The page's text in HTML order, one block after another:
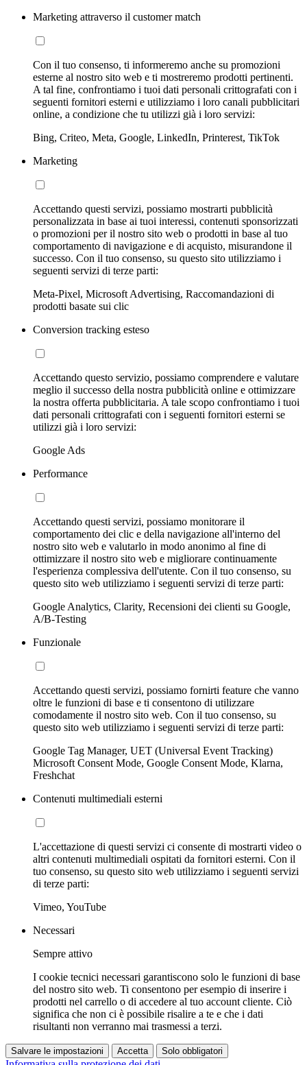
Marketing attraverso il customer match
Con il tuo consenso, ti informeremo anche su promozioni
esterne al nostro sito web e ti mostreremo prodotti pertinenti.
A tal fine, confrontiamo i tuoi dati personali crittografati con i
seguenti fornitori esterni e utilizziamo i loro canali pubblicitari
online, a condizione che tu utilizzi già i loro servizi:
Bing, Criteo, Meta, Google, LinkedIn, Printerest, TikTok
Marketing
Accettando questi servizi, possiamo mostrarti pubblicità
personalizzata in base ai tuoi interessi, contenuti sponsorizzati
o promozioni per il nostro sito web o prodotti in base al tuo
comportamento di navigazione e di acquisto, misurandone il
successo. Con il tuo consenso, su questo sito utilizziamo i
seguenti servizi di terze parti:
Meta-Pixel, Microsoft Advertising, Raccomandazioni di
prodotti basate sui clic
Conversion tracking esteso
Accettando questo servizio, possiamo comprendere e valutare
meglio il successo della nostra pubblicità online e ottimizzare
la nostra offerta pubblicitaria. A tale scopo confrontiamo i tuoi
dati personali crittografati con i seguenti fornitori esterni se
utilizzi già i loro servizi:
Google Ads
Performance
Accettando questi servizi, possiamo monitorare il
comportamento dei clic e della navigazione all'interno del
nostro sito web e valutarlo in modo anonimo al fine di
ottimizzare il nostro sito web e migliorare continuamente
l'esperienza complessiva dell'utente. Con il tuo consenso, su
questo sito web utilizziamo i seguenti servizi di terze parti:
Google Analytics, Clarity, Recensioni dei clienti su Google,
A/B-Testing
Funzionale
Accettando questi servizi, possiamo fornirti feature che vanno
oltre le funzioni di base e ti consentono di utilizzare
comodamente il nostro sito web. Con il tuo consenso, su
questo sito web utilizziamo i seguenti servizi di terze parti:
Google Tag Manager, UET (Universal Event Tracking)
Microsoft Consent Mode, Google Consent Mode, Klarna,
Freshchat
Contenuti multimediali esterni
L'accettazione di questi servizi ci consente di mostrarti video o
altri contenuti multimediali ospitati da fornitori esterni. Con il
tuo consenso, su questo sito web utilizziamo i seguenti servizi
di terze parti:
Vimeo, YouTube
Necessari
Sempre attivo
I cookie tecnici necessari garantiscono solo le funzioni di base
del nostro sito web. Ti consentono per esempio di inserire i
prodotti nel carrello o di accedere al tuo account cliente. Ciò
significa che non ci è possibile risalire a te e che i dati
risultanti non verranno mai trasmessi a terzi.
Salvare le impostazioni Accetta Solo obbligatori